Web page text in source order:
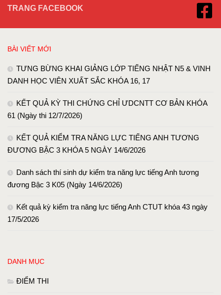
TRANG FACEBOOK
BÀI VIẾT MỚI
TƯNG BỪNG KHAI GIẢNG LỚP TIẾNG NHẬT N5 & VINH
DANH HỌC VIÊN XUẤT SẮC KHÓA 16, 17
KẾT QUẢ KỲ THI CHỨNG CHỈ ƯDCNTT CƠ BẢN KHÓA
61 (Ngày thi 12/7/2026)
KẾT QUẢ KIỂM TRA NĂNG LỰC TIẾNG ANH TƯƠNG
ĐƯƠNG BẬC 3 KHÓA 5 NGÀY 14/6/2026
Danh sách thí sinh dự kiểm tra năng lực tiếng Anh tương
đương Bậc 3 K05 (Ngày 14/6/2026)
Kết quả kỳ kiểm tra năng lực tiếng Anh CTUT khóa 43 ngày
17/5/2026
DANH MỤC
ĐIỂM THI